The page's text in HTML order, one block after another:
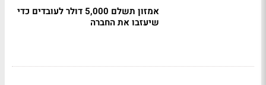
אמזון תשלם 5,000 דולר לעובדים כדי
שיעזבו את החברה